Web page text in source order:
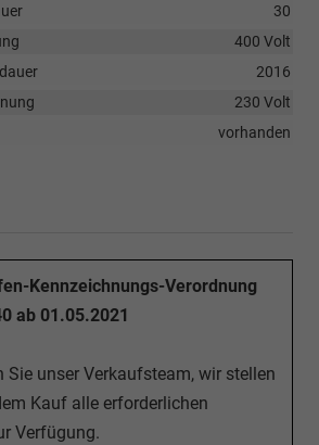
30
400 Volt
2016
230 Volt
vorhanden
Kennzeichnungs-Verordnung
ab 01.05.2021
Sie unser Verkaufsteam, wir stellen
Kauf alle erforderlichen
Verfügung.